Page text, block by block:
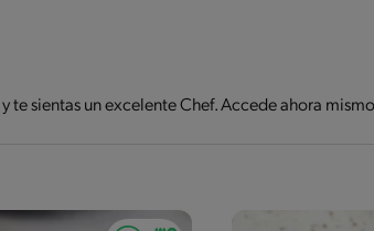
te sientas un excelente Chef. Accede ahora